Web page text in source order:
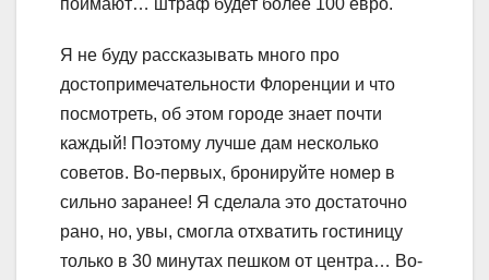
поймают… штраф будет более 100 евро.
Я не буду рассказывать много про
достопримечательности Флоренции и что
посмотреть, об этом городе знает почти
каждый! Поэтому лучше дам несколько
советов. Во-первых, бронируйте номер в
сильно заранее! Я сделала это достаточно
рано, но, увы, смогла отхватить гостиницу
только в 30 минутах пешком от центра… Во-